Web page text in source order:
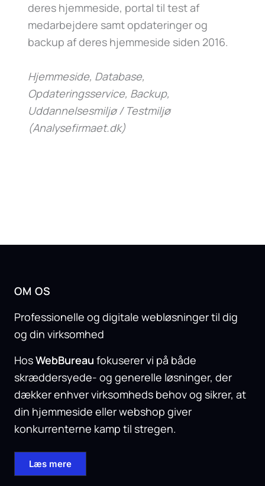
deres hjemmeside, portal til test af
medarbejdere samt opdateringer og
backup af deres hjemmeside siden 2016.
Hjemmeside, Database,
Opdateringsservice, Backup,
Uddannelsesmiljø / Testmiljø
(Analysefirmaet.dk)
OM OS
Professionelle og digitale webløsninger til dig
og din virksomhed
HosWebBureau fokuserer vi på både
skræddersyede- og generelle løsninger, der
dækker enhver virksomheds behov og sikrer, at
din hjemmeside eller webshop giver
konkurrenterne kamp til stregen.
Læs mere